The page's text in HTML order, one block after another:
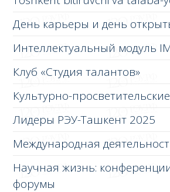
День карьеры и день
Интеллектуальный модуль
Клуб «Студия талантов»
Культурно-
Лидеры РЭУ-Ташкент 2025
Международная
Научная жизнь:
форумы